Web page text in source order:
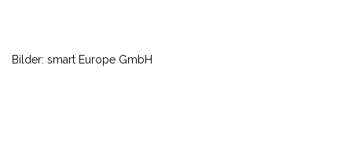
Bilder: smart Europe GmbH